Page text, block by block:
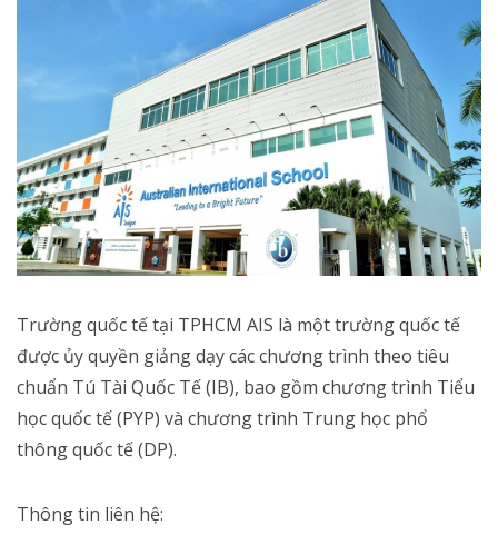
Trường quốc tế tại TPHCM AIS là một trường quốc tế
được ủy quyền giảng dạy các chương trình theo tiêu
chuẩn Tú Tài Quốc Tế (IB), bao gồm chương trình Tiểu
học quốc tế (PYP) và chương trình Trung học phổ
thông quốc tế (DP).
Thông tin liên hệ: